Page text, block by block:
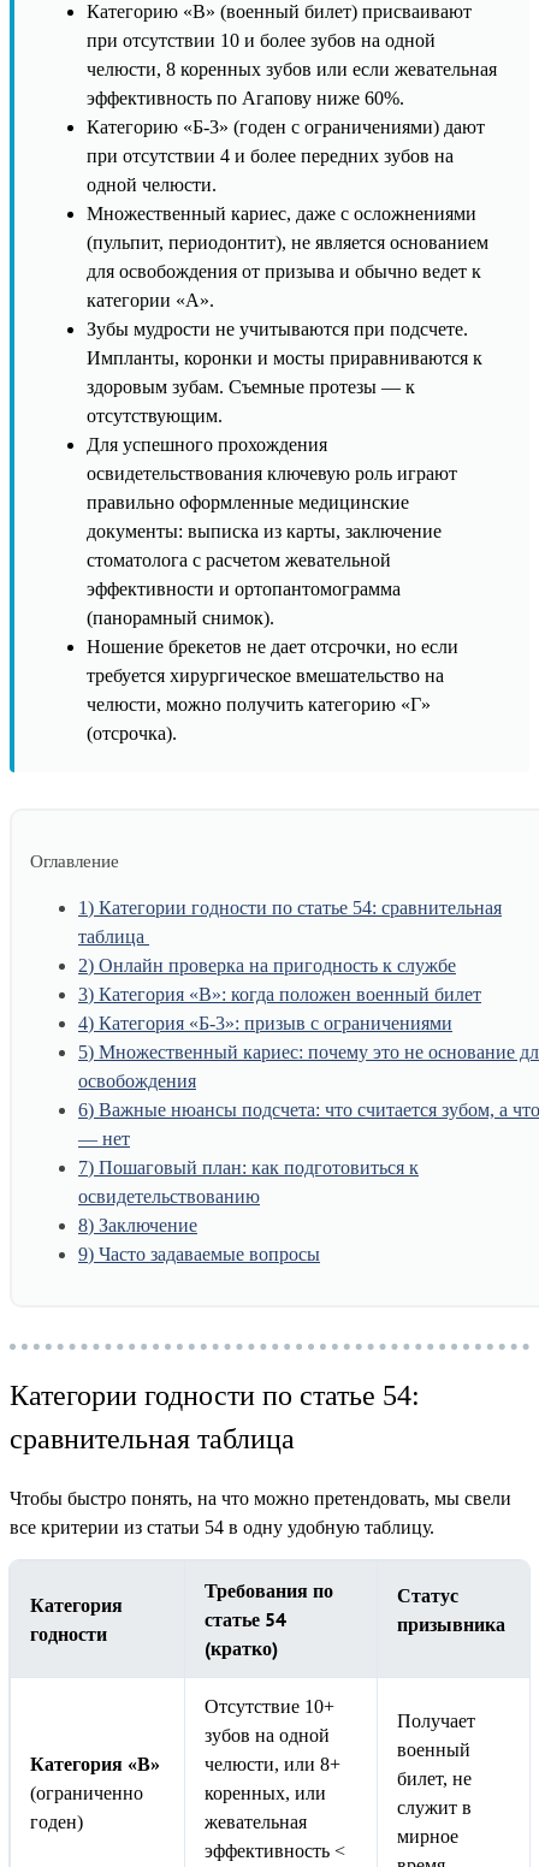
Категорию «В» (военный билет) присваивают
при отсутствии 10 и более зубов на одной
челюсти, 8 коренных зубов или если жевательная
эффективность по Агапову ниже 60%.
Категорию «Б-3» (годен с ограничениями) дают
при отсутствии 4 и более передних зубов на
одной челюсти.
Множественный кариес, даже с осложнениями
(пульпит, периодонтит), не является основанием
для освобождения от призыва и обычно ведет к
категории «А».
Зубы мудрости не учитываются при подсчете.
Импланты, коронки и мосты приравниваются к
здоровым зубам. Съемные протезы — к
отсутствующим.
Для успешного прохождения
освидетельствования ключевую роль играют
правильно оформленные медицинские
документы: выписка из карты, заключение
стоматолога с расчетом жевательной
эффективности и ортопантомограмма
(панорамный снимок).
Ношение брекетов не дает отсрочки, но если
требуется хирургическое вмешательство на
челюсти, можно получить категорию «Г»
(отсрочка).
Оглавление
1 Категории годности по статье 54: сравнительная
таблица
2 Онлайн проверка на пригодность к службе
3 Категория «В»: когда положен военный билет
4 Категория «Б-3»: призыв с ограничениями
5 Множественный кариес: почему это не основание
освобождения
6 Важные нюансы подсчета: что считается зубом, а что
— нет
7 Пошаговый план: как подготовиться к
освидетельствованию
8 Заключение
9 Часто задаваемые вопросы
Категории годности по статье 54:
сравнительная таблица
Чтобы быстро понять, на что можно претендовать, мы свели
все критерии из статьи 54 в одну удобную таблицу.
Категория
годности
Требования по
статье 54
(кратко)
Статус
призывника
Категория «В»
(ограниченно
годен)
Отсутствие 10+
зубов на одной
челюсти, или 8+
коренных, или
жевательная
эффективность <
Получает
военный
билет, не
служит в
мирное